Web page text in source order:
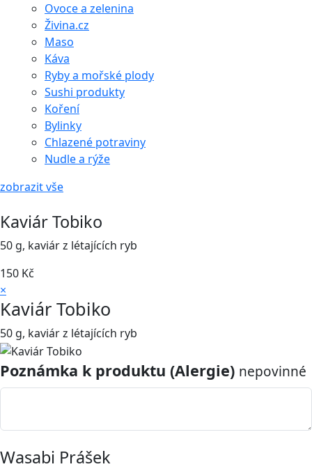
Ovoce a zelenina
Živina.cz
Maso
Káva
Ryby a mořské plody
Sushi produkty
Koření
Bylinky
Chlazené potraviny
Nudle a rýže
zobrazit vše
Kaviár Tobiko
50 g, kaviár z létajících ryb
150 Kč
×
Kaviár Tobiko
50 g, kaviár z létajících ryb
Poznámka k produktu (Alergie) nepovinné
Wasabi Prášek